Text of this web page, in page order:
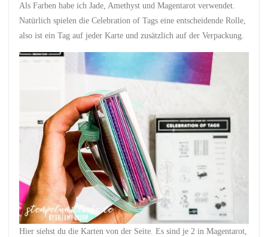
Als Farben habe ich Jade, Amethyst und Magentarot verwendet.
Natürlich spielen die Celebration of Tags eine entscheidende Rolle,
also ist ein Tag auf jeder Karte und zusätzlich auf der Verpackung.
Hier siehst du die Karten von der Seite. Es sind je 2 in Magentarot,